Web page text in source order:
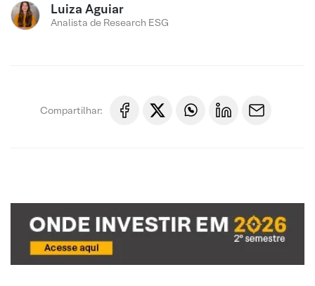
Luiza Aguiar
Analista de Research ESG
Compartilhar: